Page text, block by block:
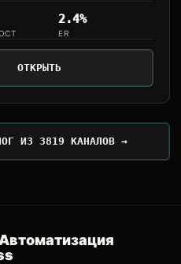
2.4%
ER
ОТКРЫТЬ
ИЗ 3819 КАНАЛОВ →